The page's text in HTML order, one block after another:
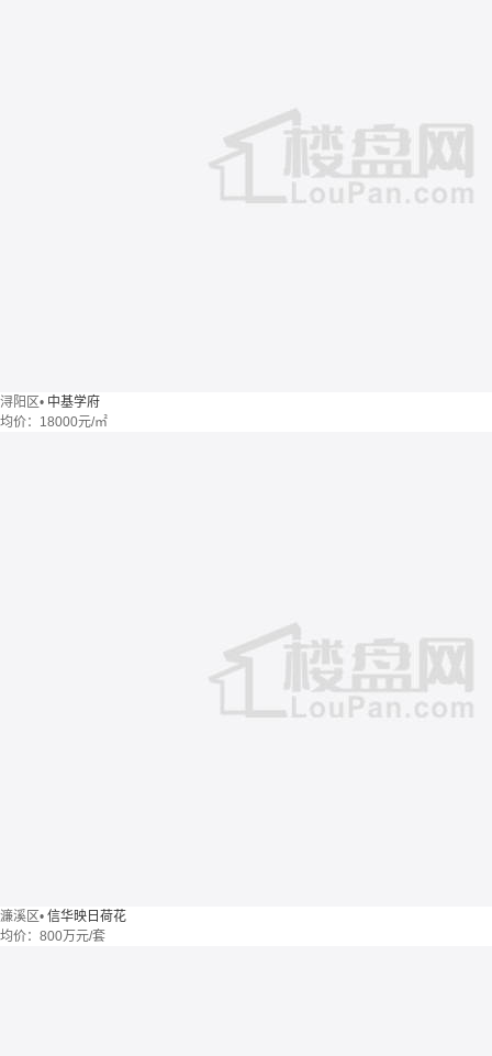
浔阳区• 中基学府
均价： 18000元/㎡
濂溪区• 信华映日荷花
均价： 800万元/套